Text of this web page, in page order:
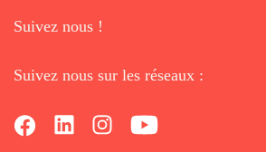
Suivez nous !
Suivez nous sur les réseaux :